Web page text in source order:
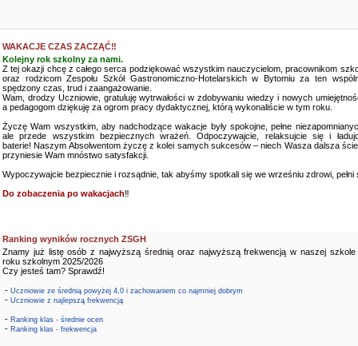
WAKACJE CZAS ZACZĄĆ‼️
Kolejny rok szkolny za nami.
Z tej okazji chcę z całego serca podziękować wszystkim nauczycielom, pracownikom
oraz rodzicom Zespołu Szkół Gastronomiczno-Hotelarskich w Bytomiu za ten
spędzony czas, trud i zaangażowanie.
Wam, drodzy Uczniowie, gratuluję wytrwałości w zdobywaniu wiedzy i nowych
a pedagogom dziękuję za ogrom pracy dydaktycznej, którą wykonaliście w tym roku.
Życzę Wam wszystkim, aby nadchodzące wakacje były spokojne, pełne
ale przede wszystkim bezpiecznych wrażeń. Odpoczywajcie, relaksujcie się i
baterie! Naszym Absolwentom życzę z kolei samych sukcesów – niech Wasza dalsza
przyniesie Wam mnóstwo satysfakcji.
Wypoczywajcie bezpiecznie i rozsądnie, tak abyśmy spotkali się we wrześniu zdrowi, pełni
Do zobaczenia po wakacjach‼️
Ranking wyników rocznych ZSGH
Znamy już listę osób z najwyższą średnią oraz najwyższą frekwencją w naszej szkole
roku szkolnym 2025/2026
Czy jesteś tam? Sprawdź!
- Uczniowie ze średnią powyżej 4,0 i zachowaniem co najmniej dobrym
- Uczniowie z najlepszą frekwencją
- Ranking klas - średnie ocen
- Ranking klas - frekwencja